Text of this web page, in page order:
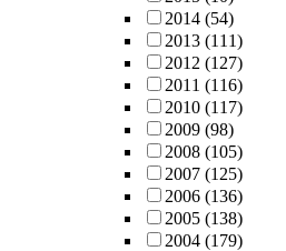
2014 (54)
2013 (111)
2012 (127)
2011 (116)
2010 (117)
2009 (98)
2008 (105)
2007 (125)
2006 (136)
2005 (138)
2004 (179)